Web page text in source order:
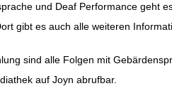
und Deaf Performance geht
gibt es auch alle weiteren
sind alle Folgen mit
auf Joyn abrufbar.